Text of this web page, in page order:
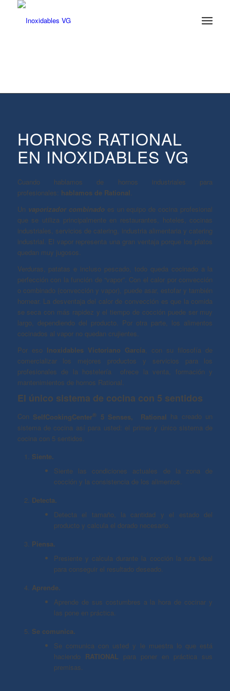
HORNOS RATIONAL
EN INOXIDABLES VG
Cuando hablamos de hornos industriales para
profesionales: hablamos de Rational.
Un vaporizador combinadoes un equipo de cocina profesional
que se utiliza principalmente en restaurantes, hoteles, cocinas
industriales, servicios de catering, industria alimentaria y catering
industrial. El vapor representa una gran ventaja porque los platos
quedan muy jugosos.
Verduras, patatas e incluso pescado, todo queda cocinado a la
perfección con la función de “vapor”. Con el calor por convección
o combinado (convección y vapor), puede asar, estofar y también
hornear. La desventaja del calor de convección es que la comida
se seca con más rapidez y el tiempo de cocción puede ser muy
largo, dependiendo del producto. Por otra parte, los alimentos
cocinados al vapor no quedan crujientes.
Por eso Inoxidables Victoriano García, con su filosofía de
comercializar los mejores productos y servicios para los
profesionales de la hostelería ofrece la venta, formación y
mantenimientos de hornos Rational.
El único sistema de cocina con 5 sentidos
Con SelfCookingCenter® 5 Senses, Rational ha creado un
sistema de cocina así para usted: el primer y único sistema de
cocina con 5 sentidos.
Siente.
Siente las condiciones actuales de la zona de
cocción y la consistencia de los alimentos.
Detecta.
Detecta el tamaño, la cantidad y el estado del
producto y calcula el dorado necesario.
Piensa.
Presiente y calcula durante la cocción la ruta ideal
para conseguir el resultado deseado.
Aprende.
Aprende de sus costumbres a la hora de cocinar y
las pone en práctica.
Se comunica.
Se comunica con usted y le muestra lo que está
haciendo RATIONAL
para poner en práctica sus
premisas.